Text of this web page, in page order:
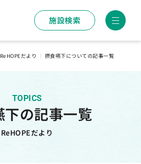
施設検索
ReHOPEだより 摂食嚥下についての記事一覧
TOPICS
下の記事一覧
ReHOPEだより